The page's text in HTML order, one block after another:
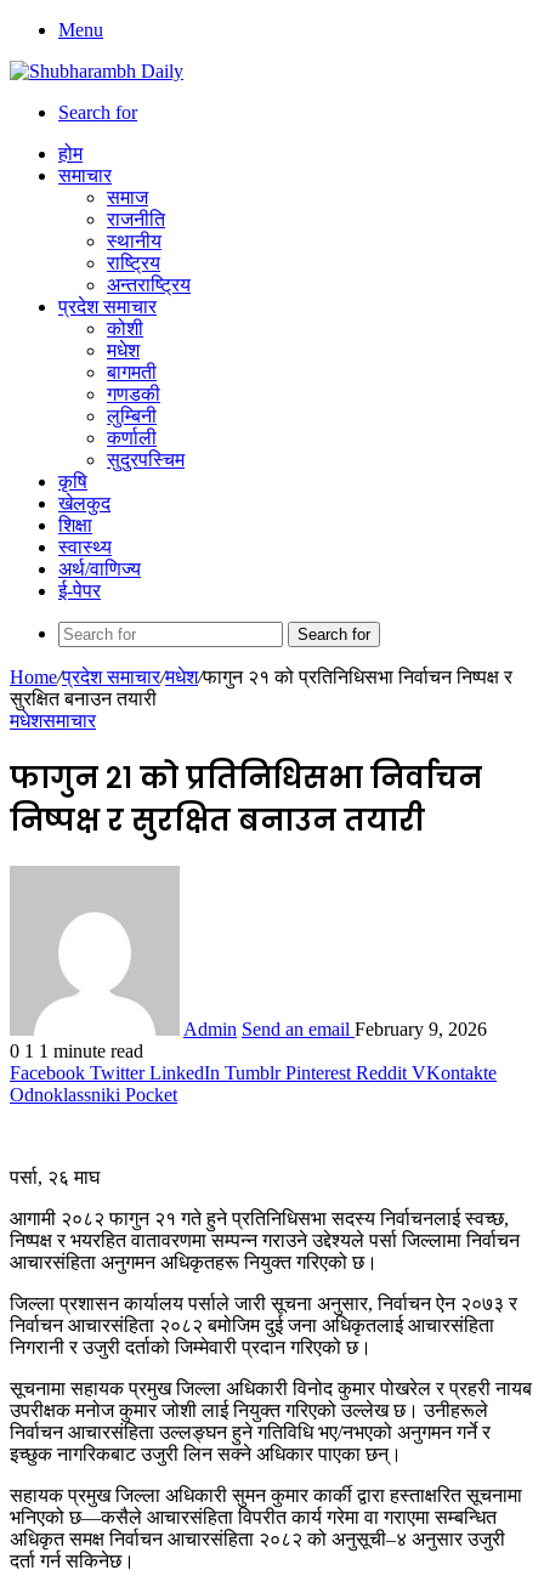
Menu
Search for
होम
समाचार
समाज
राजनीति
स्थानीय
राष्ट्रिय
अन्तराष्ट्रिय
प्रदेश समाचार
कोशी
मधेश
बागमती
गणडकी
लुम्बिनी
कर्णाली
सुदुरपस्चिम
कृषि
खेलकुद
शिक्षा
स्वास्थ्य
अर्थ/वाणिज्य
ई-पेपर
Search for
Home/प्रदेश समाचार/मधेश/फागुन २१ को प्रतिनिधिसभा निर्वाचन निष्पक्ष र
सुरक्षित बनाउन तयारी
मधेशसमाचार
फागुन २१ को प्रतिनिधिसभा निर्वाचन
निष्पक्ष र सुरक्षित बनाउन तयारी
Admin Send an email February 9, 2026
0 1 1 minute read
Facebook Twitter LinkedIn Tumblr Pinterest Reddit VKontakte
Odnoklassniki Pocket
पर्सा, २६ माघ
आगामी २०८२ फागुन २१ गते हुने प्रतिनिधिसभा सदस्य निर्वाचनलाई स्वच्छ,
निष्पक्ष र भयरहित वातावरणमा सम्पन्न गराउने उद्देश्यले पर्सा जिल्लामा निर्वाचन
आचारसंहिता अनुगमन अधिकृतहरू नियुक्त गरिएको छ।
जिल्ला प्रशासन कार्यालय पर्साले जारी सूचना अनुसार, निर्वाचन ऐन २०७३ र
निर्वाचन आचारसंहिता २०८२ बमोजिम दुई जना अधिकृतलाई आचारसंहिता
निगरानी र उजुरी दर्ताको जिम्मेवारी प्रदान गरिएको छ।
सूचनामा सहायक प्रमुख जिल्ला अधिकारी विनोद कुमार पोखरेल र प्रहरी नायब
उपरीक्षक मनोज कुमार जोशी लाई नियुक्त गरिएको उल्लेख छ। उनीहरूले
निर्वाचन आचारसंहिता उल्लङ्घन हुने गतिविधि भए/नभएको अनुगमन गर्ने र
इच्छुक नागरिकबाट उजुरी लिन सक्ने अधिकार पाएका छन्।
सहायक प्रमुख जिल्ला अधिकारी सुमन कुमार कार्की द्वारा हस्ताक्षरित सूचनामा
भनिएको छ—कसैले आचारसंहिता विपरीत कार्य गरेमा वा गराएमा सम्बन्धित
अधिकृत समक्ष निर्वाचन आचारसंहिता २०८२ को अनुसूची–४ अनुसार उजुरी
दर्ता गर्न सकिनेछ।